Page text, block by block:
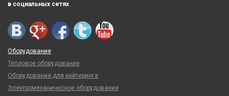
в социальных сетях
Оборудование
Тепловое оборудование
Оборудование для кейтеринга
Электромеханическое оборудование